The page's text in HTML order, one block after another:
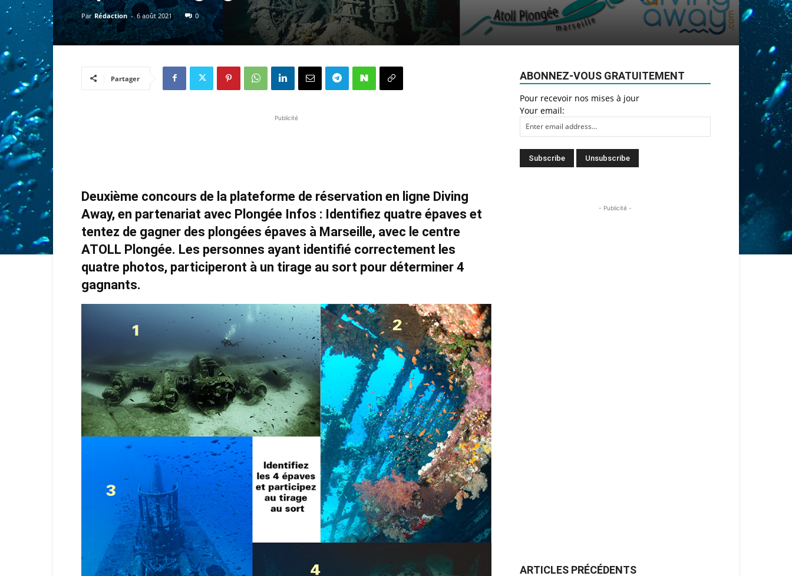
Par Rédaction - 6 août 2021 0
Partager
Publicité
Deuxième concours de la plateforme de réservation en ligne Diving
Away, en partenariat avec Plongée Infos : Identifiez quatre épaves et
tentez de gagner des plongées épaves à Marseille, avec le centre
ATOLL Plongée. Les personnes ayant identifié correctement les
quatre photos, participeront à un tirage au sort pour déterminer 4
gagnants.
ABONNEZ-VOUS GRATUITEMENT
Pour recevoir nos mises à jour
Your email:
- Publicité -
ARTICLES PRÉCÉDENTS